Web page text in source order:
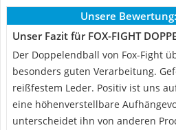
Unsere Bewertung:
Unser Fazit für FOX-FIGHT
Der Doppelendball von Fox-Fight
besonders guten Verarbeitung.
reißfestem Leder. Positiv ist uns
eine höhenverstellbare
unterscheidet ihn von anderen